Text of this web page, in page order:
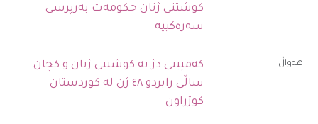
کوشتنی ژنان حکومەت بەرپرسی
سەرەکییە
ھەواڵ
کەمپینی دژ بە کوشتنی ژنان و کچان:
ساڵی رابردو ٤٨ ژن لە کوردستان
کوژراون